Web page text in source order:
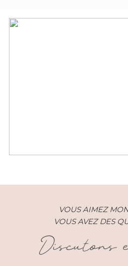
VOUS AIMEZ
VOUS AVEZ DES
Discutons